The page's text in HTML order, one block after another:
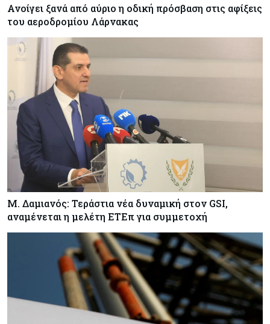
Ο 24χρονος «Νοστράδαμος» της AI είχε δίκαιο
για όλα. Κι όμως έχασε (σχεδόν) τα πάντα
Κόσμος
Η Ινδία ανεβάζει ταχύτητα στη διάλυση πλοίων
– Στο 35,4% το παγκόσμιο μερίδιό της
Κύπρος
ΠτΔ: Υπεράνω όλων το δημόσιο συμφέρον – Όλα
όσα έγιναν στην τελετή διαβεβαίωσης των
νέων μελών της κυβέρνησης
Ανοίγει ξανά από αύριο η οδική πρόσβαση στις αφίξεις
του αεροδρομίου Λάρνακας
Μ. Δαμιανός: Τεράστια νέα δυναμική στον GSI,
αναμένεται η μελέτη ΕΤΕπ για συμμετοχή